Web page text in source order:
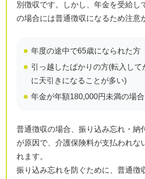
別徴収です。しかし、年金を受給し
の場合には普通徴収になるため注意
年度の途中で65歳になられた方
引っ越したばかりの方(転入して
に天引きになることが多い)
年金が年額180,000円未満の場
普通徴収の場合、振り込み忘れ・納
が原因で、介護保険料が支払われな
れます。
振り込み忘れを防ぐために、普通徴